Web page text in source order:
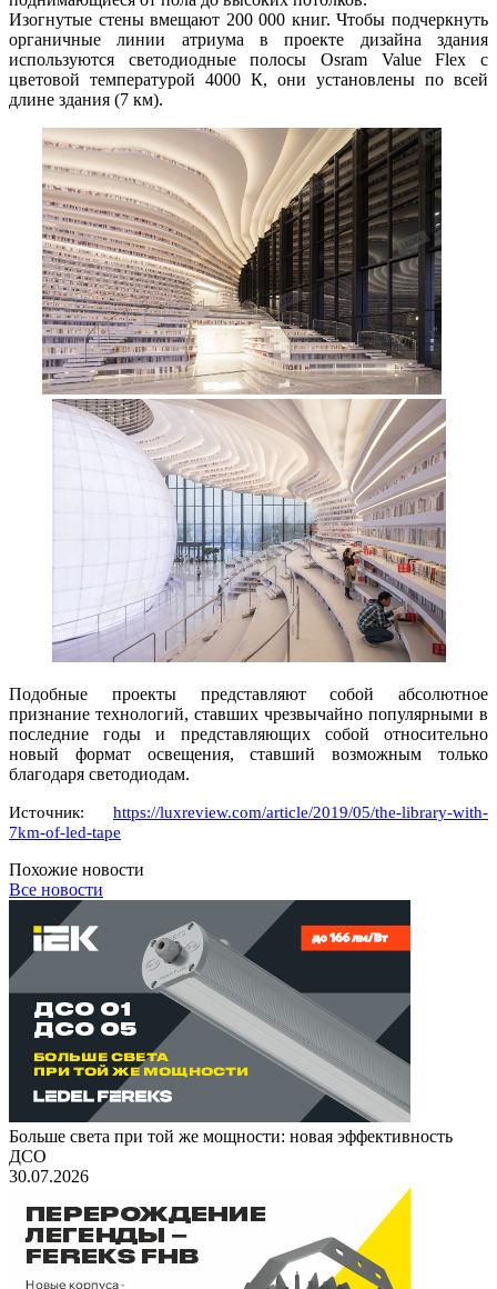
Изогнутые стены вмещают 200 000 книг. Чтобы подчеркнуть
органичные линии атриума в проекте дизайна здания
используются светодиодные полосы Osram Value Flex с
цветовой температурой 4000 К, они установлены по всей
длине здания (7 км).
Подобные проекты представляют собой абсолютное
признание технологий, ставших чрезвычайно популярными в
последние годы и представляющих собой относительно
новый формат освещения, ставший возможным только
благодаря светодиодам.
Источник: https://luxreview.com/article/2019/05/the-library-with-
7km-of-led-tape
Похожие новости
Все новости
Больше света при той же мощности: новая эффективность
ДСО
30.07.2026